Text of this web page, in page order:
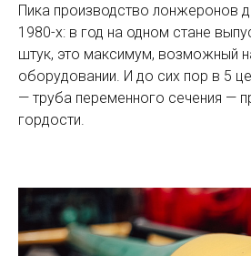
Пика производство лонжеронов
1980-х: в год на одном стане
штук, это максимум, возможный
оборудовании. И до сих пор в 5
— труба переменного сечения —
гордости.